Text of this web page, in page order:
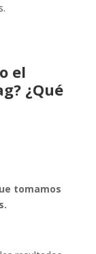
el
¿Qué
tomamos